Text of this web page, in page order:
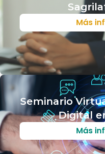
Más
Seminario
Digital
Más